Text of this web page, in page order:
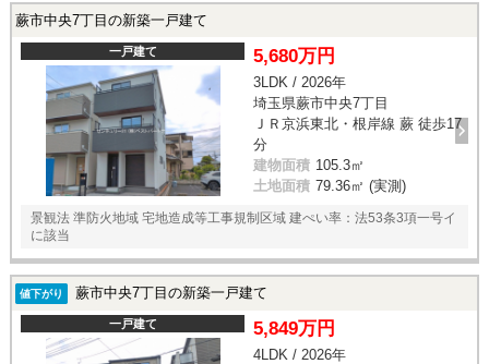
蕨市中央7丁目の新築一戸建て
一戸建て 5,680万円
3LDK / 2026年
埼玉県蕨市中央7丁目
ＪＲ京浜東北・根岸線 蕨 徒歩17
分
建物面積 105.3㎡
土地面積 79.36㎡ (実測)
景観法 準防火地域 宅地造成等工事規制区域 建ぺい率：法53条3項一号イ
に該当
値下がり 蕨市中央7丁目の新築一戸建て
一戸建て 5,849万円
4LDK / 2026年